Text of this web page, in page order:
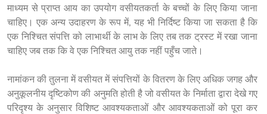
माध्यम से प्राप्त आय का उपयोग वसीयतकर्ता के बच्चों के लिए किया जाना
चाहिए। एक अन्य उदाहरण के रूप में, यह भी निर्दिष्ट किया जा सकता है कि
एक निश्चित संपत्ति को लाभार्थी के लाभ के लिए तब तक ट्रस्ट में रखा जाना
चाहिए जब तक कि वे एक निश्चित आयु तक नहीं पहुँच जाते।
नामांकन की तुलना में वसीयत में संपत्तियों के वितरण के लिए अधिक जगह और
अनुकूलनीय दृष्टिकोण की अनुमति होती है जो वसीयत के निर्माता द्वारा देखे गए
परिदृश्य के अनुसार विशिष्ट आवश्यकताओं और आवश्यकताओं को पूरा कर